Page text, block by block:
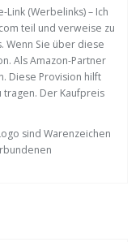
(Werbelinks) – Ich
teil und verweise zu
Wenn Sie über diese
Als Amazon-Partner
Diese Provision hilft
Der Kaufpreis
sind Warenzeichen